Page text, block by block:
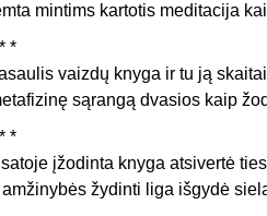
mintims kartotis meditacija
*
vaizdų knyga ir tu ją skaitai
sąrangą dvasios kaip
*
įžodinta knyga atsivertė
amžinybės žydinti liga išgydė